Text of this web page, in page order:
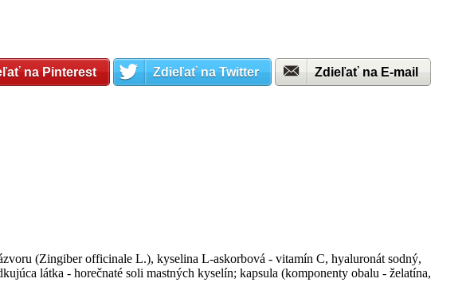
na Pinterest Zdieľať na Twitter Zdieľať na E-mail
(Zingiber officinale L.), kyselina L-askorbová - vitamín C, hyaluronát sodný,
látka - horečnaté soli mastných kyselín; kapsula (komponenty obalu - želatína,